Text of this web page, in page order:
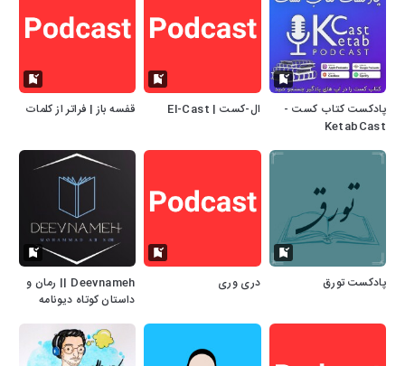
پادکست کتاب کست -
KetabCast
ال-کست | El-Cast قفسه باز | فراتر از کلمات
پادکست تورق دری وری
Deevnameh || رمان و
داستان کوتاه دیونامه